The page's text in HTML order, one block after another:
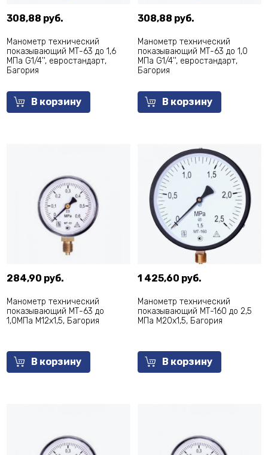
308,88 руб.
Манометр технический
показывающий МТ-63 до 1,6
МПа G1/4'', евростандарт,
Багория
В корзину
308,88 руб.
Манометр технический
показывающий МТ-63 до 1,0
МПа G1/4'', евростандарт,
Багория
В корзину
284,90 руб.
Манометр технический
показывающий МТ-63 до
1,0МПа М12х1,5, Багория
В корзину
1 425,60 руб.
Манометр технический
показывающий МТ-160 до 2,5
МПа М20х1,5, Багория
В корзину